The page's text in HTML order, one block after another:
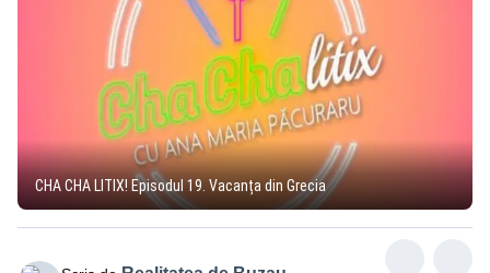
CHA CHA LITIX! Episodul 19. Vacanța din Grecia